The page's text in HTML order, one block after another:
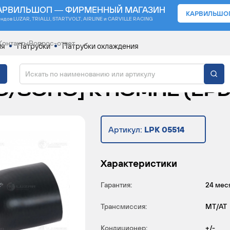
— ФИРМЕННЫЙ МАГАЗИН
LUZAR, TRIALLI, STARTVOLT, AIRLINE и CARVILLE RACING
Вопрос-ответ
Патрубки Патрубки охлаждения
А/М DAEWOO NEXIA
SOHC] К ПОМПЕ
Артикул: LPK 05514
Характеристики
Гарантия: 24
Трансмиссия: MT/AT
Кондиционер: +/-